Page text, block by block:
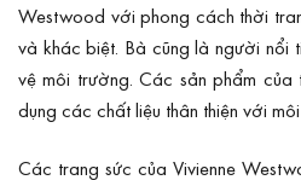
Westwood với phong cách thời
và khác biệt. Bà cũng là người
vệ môi trường. Các sản phẩm
dụng các chất liệu thân thiện với
Các trang sức của Vivienne